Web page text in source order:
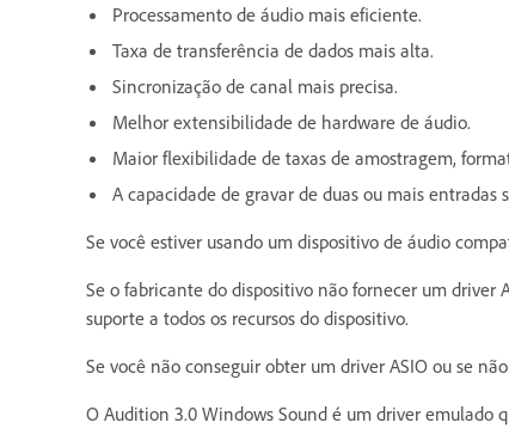
Processamento de áudio mais eficiente.
Taxa de transferência de dados mais alta.
Sincronização de canal mais precisa.
Melhor extensibilidade de hardware de áudio.
Maior flexibilidade de taxas de amostragem,
A capacidade de gravar de duas ou mais entradas
Se você estiver usando um dispositivo de áudio
Se o fabricante do dispositivo não fornecer um driver
suporte a todos os recursos do dispositivo.
Se você não conseguir obter um driver ASIO ou se
O Audition 3.0 Windows Sound é um driver emulado